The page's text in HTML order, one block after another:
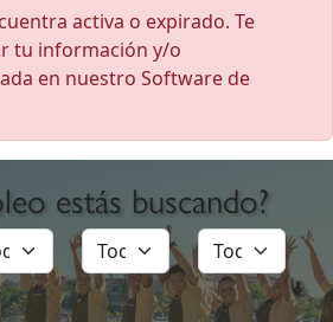
activa o expirado. Te
tu información y/o
en nuestro Software de
estás buscando?